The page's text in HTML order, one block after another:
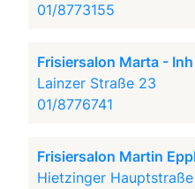
01/8773155
Frisiersalon Marta -
Lainzer Straße 23
01/8776741
Frisiersalon Martin
Hietzinger